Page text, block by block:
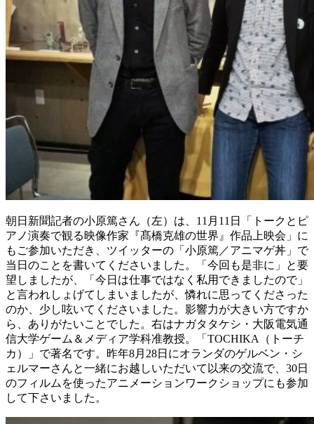
朝日新聞記者の小原篤さん（左）は、11月11日「トークとピ
アノ演奏で観る映像作家『髙橋克雄の世界』作品上映会」に
もご参加いただき、ツイッターの「小原篤／アニマゲ丼」で
当日のことを書いてくださいました。「今回も是非に」と要
望しましたが、「今日は仕事ではなく私用できましたので」
と言われしょげてしまいましたが、憐れに思ってくださった
のか、少し呟いてくださいました。影響力が大きい方ですか
ら、ありがたいことでした。右はナガタタケシ・大阪電気通
信大学ゲーム＆メディア学科准教授。「TOCHIKA（トーチ
カ）」で著名です。昨年8月28日にオランダのゲルベン・シ
ェルマーさんと一緒にお越しいただいて以来の交流で、30日
のフィルムを使ったアニメーションワークショップにも参加
して下さいました。